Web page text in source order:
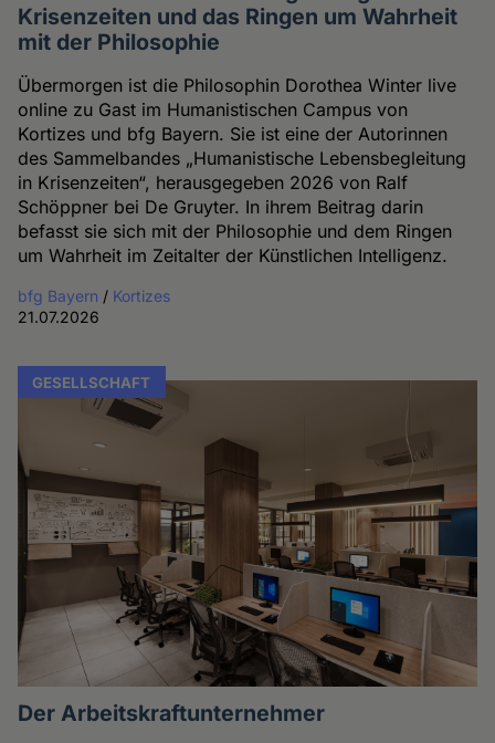
Krisenzeiten und das Ringen um Wahrheit
mit der Philosophie
Übermorgen ist die Philosophin Dorothea Winter live
online zu Gast im Humanistischen Campus von
Kortizes und bfg Bayern. Sie ist eine der Autorinnen
des Sammelbandes „Humanistische Lebensbegleitung
in Krisenzeiten“, herausgegeben 2026 von Ralf
Schöppner bei De Gruyter. In ihrem Beitrag darin
befasst sie sich mit der Philosophie und dem Ringen
um Wahrheit im Zeitalter der Künstlichen Intelligenz.
bfg Bayern / Kortizes
21.07.2026
GESELLSCHAFT
Der Arbeitskraftunternehmer